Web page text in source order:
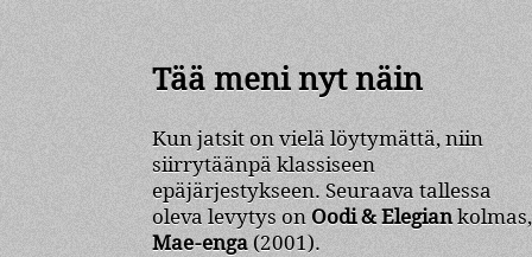
Tää meni nyt näin
Kun jatsit on vielä löytymättä, niin
siirrytäänpä klassiseen
epäjärjestykseen. Seuraava tallessa
oleva levytys on Oodi & Elegiankolmas,
Mae-enga(2001).